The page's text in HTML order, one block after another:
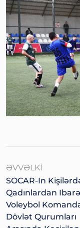
ƏVVƏLKI
SOCAR-In
Qadınlardan
Voleybol
Dövlət Qurumları